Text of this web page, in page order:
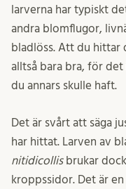
larverna har typiskt
andra blomflugor,
bladlöss. Att du hittar
alltså bara bra, för
du annars skulle haft.
Det är svårt att säga
har hittat. Larven av
nitidicollisbrukar
kroppssidor. Det är